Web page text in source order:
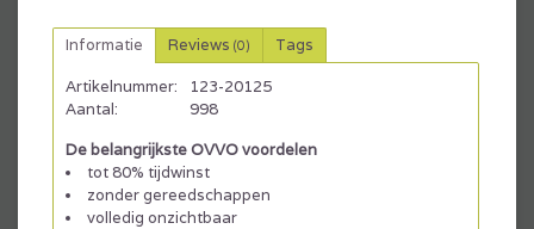
Informatie Reviews (0) Tags
Artikelnummer:
123-20125
Aantal:
998
De belangrijkste OVVO voordelen
tot 80% tijdwinst
zonder gereedschappen
volledig onzichtbaar